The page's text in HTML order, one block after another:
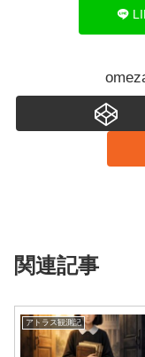
関連記事
アトラス観測記